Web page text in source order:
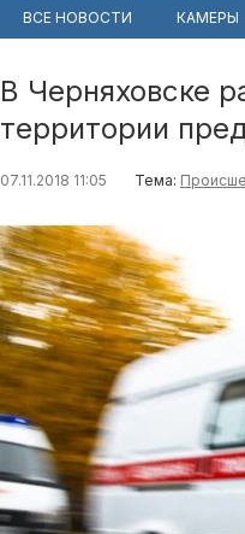
ВСЕ НОВОСТИ КАМЕРЫ
В Черняховске
территории
07.11.2018 11:05 Тема: